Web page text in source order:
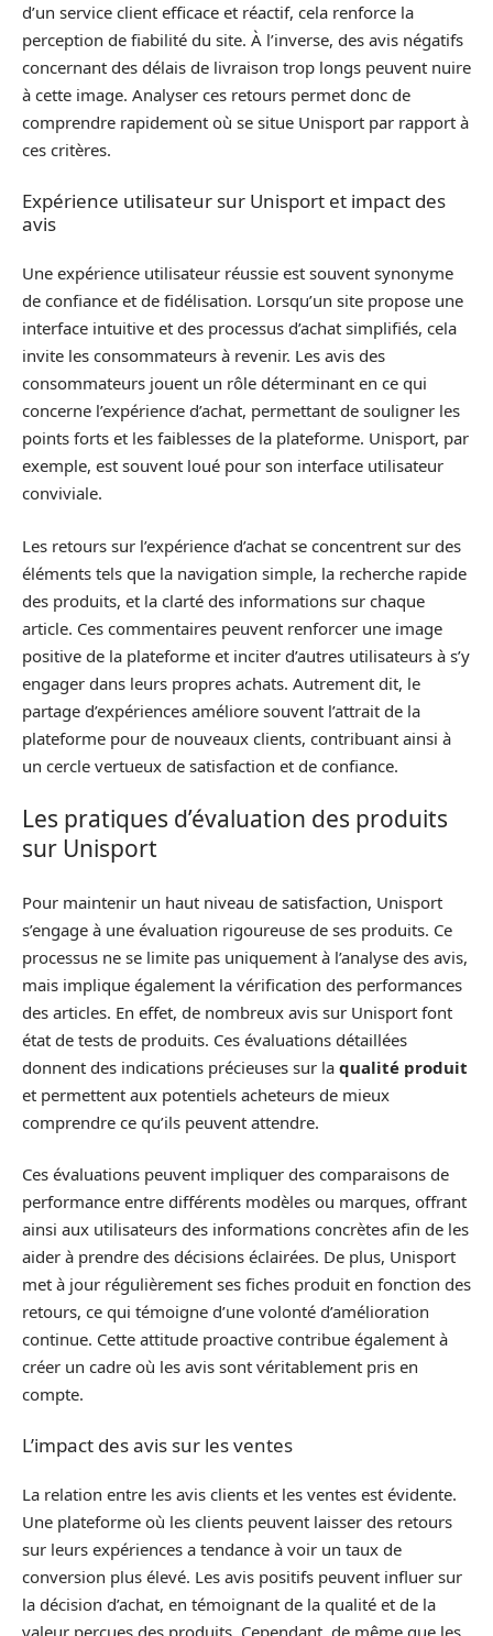
d’un service client efficace et réactif, cela renforce la
perception de fiabilité du site. À l’inverse, des avis négatifs
concernant des délais de livraison trop longs peuvent nuire
à cette image. Analyser ces retours permet donc de
comprendre rapidement où se situe Unisport par rapport à
ces critères.
Expérience utilisateur sur Unisport et impact des
avis
Une expérience utilisateur réussie est souvent synonyme
de confiance et de fidélisation. Lorsqu’un site propose une
interface intuitive et des processus d’achat simplifiés, cela
invite les consommateurs à revenir. Les avis des
consommateurs jouent un rôle déterminant en ce qui
concerne l’expérience d’achat, permettant de souligner les
points forts et les faiblesses de la plateforme. Unisport, par
exemple, est souvent loué pour son interface utilisateur
conviviale.
Les retours sur l’expérience d’achat se concentrent sur des
éléments tels que la navigation simple, la recherche rapide
des produits, et la clarté des informations sur chaque
article. Ces commentaires peuvent renforcer une image
positive de la plateforme et inciter d’autres utilisateurs à s’y
engager dans leurs propres achats. Autrement dit, le
partage d’expériences améliore souvent l’attrait de la
plateforme pour de nouveaux clients, contribuant ainsi à
un cercle vertueux de satisfaction et de confiance.
Les pratiques d’évaluation des produits
sur Unisport
Pour maintenir un haut niveau de satisfaction, Unisport
s’engage à une évaluation rigoureuse de ses produits. Ce
processus ne se limite pas uniquement à l’analyse des avis,
mais implique également la vérification des performances
des articles. En effet, de nombreux avis sur Unisport font
état de tests de produits. Ces évaluations détaillées
donnent des indications précieuses sur la qualité produit
et permettent aux potentiels acheteurs de mieux
comprendre ce qu’ils peuvent attendre.
Ces évaluations peuvent impliquer des comparaisons de
performance entre différents modèles ou marques, offrant
ainsi aux utilisateurs des informations concrètes afin de les
aider à prendre des décisions éclairées. De plus, Unisport
met à jour régulièrement ses fiches produit en fonction des
retours, ce qui témoigne d’une volonté d’amélioration
continue. Cette attitude proactive contribue également à
créer un cadre où les avis sont véritablement pris en
compte.
L’impact des avis sur les ventes
La relation entre les avis clients et les ventes est évidente.
Une plateforme où les clients peuvent laisser des retours
sur leurs expériences a tendance à voir un taux de
conversion plus élevé. Les avis positifs peuvent influer sur
la décision d’achat, en témoignant de la qualité et de la
valeur perçues des produits. Cependant, de même que les